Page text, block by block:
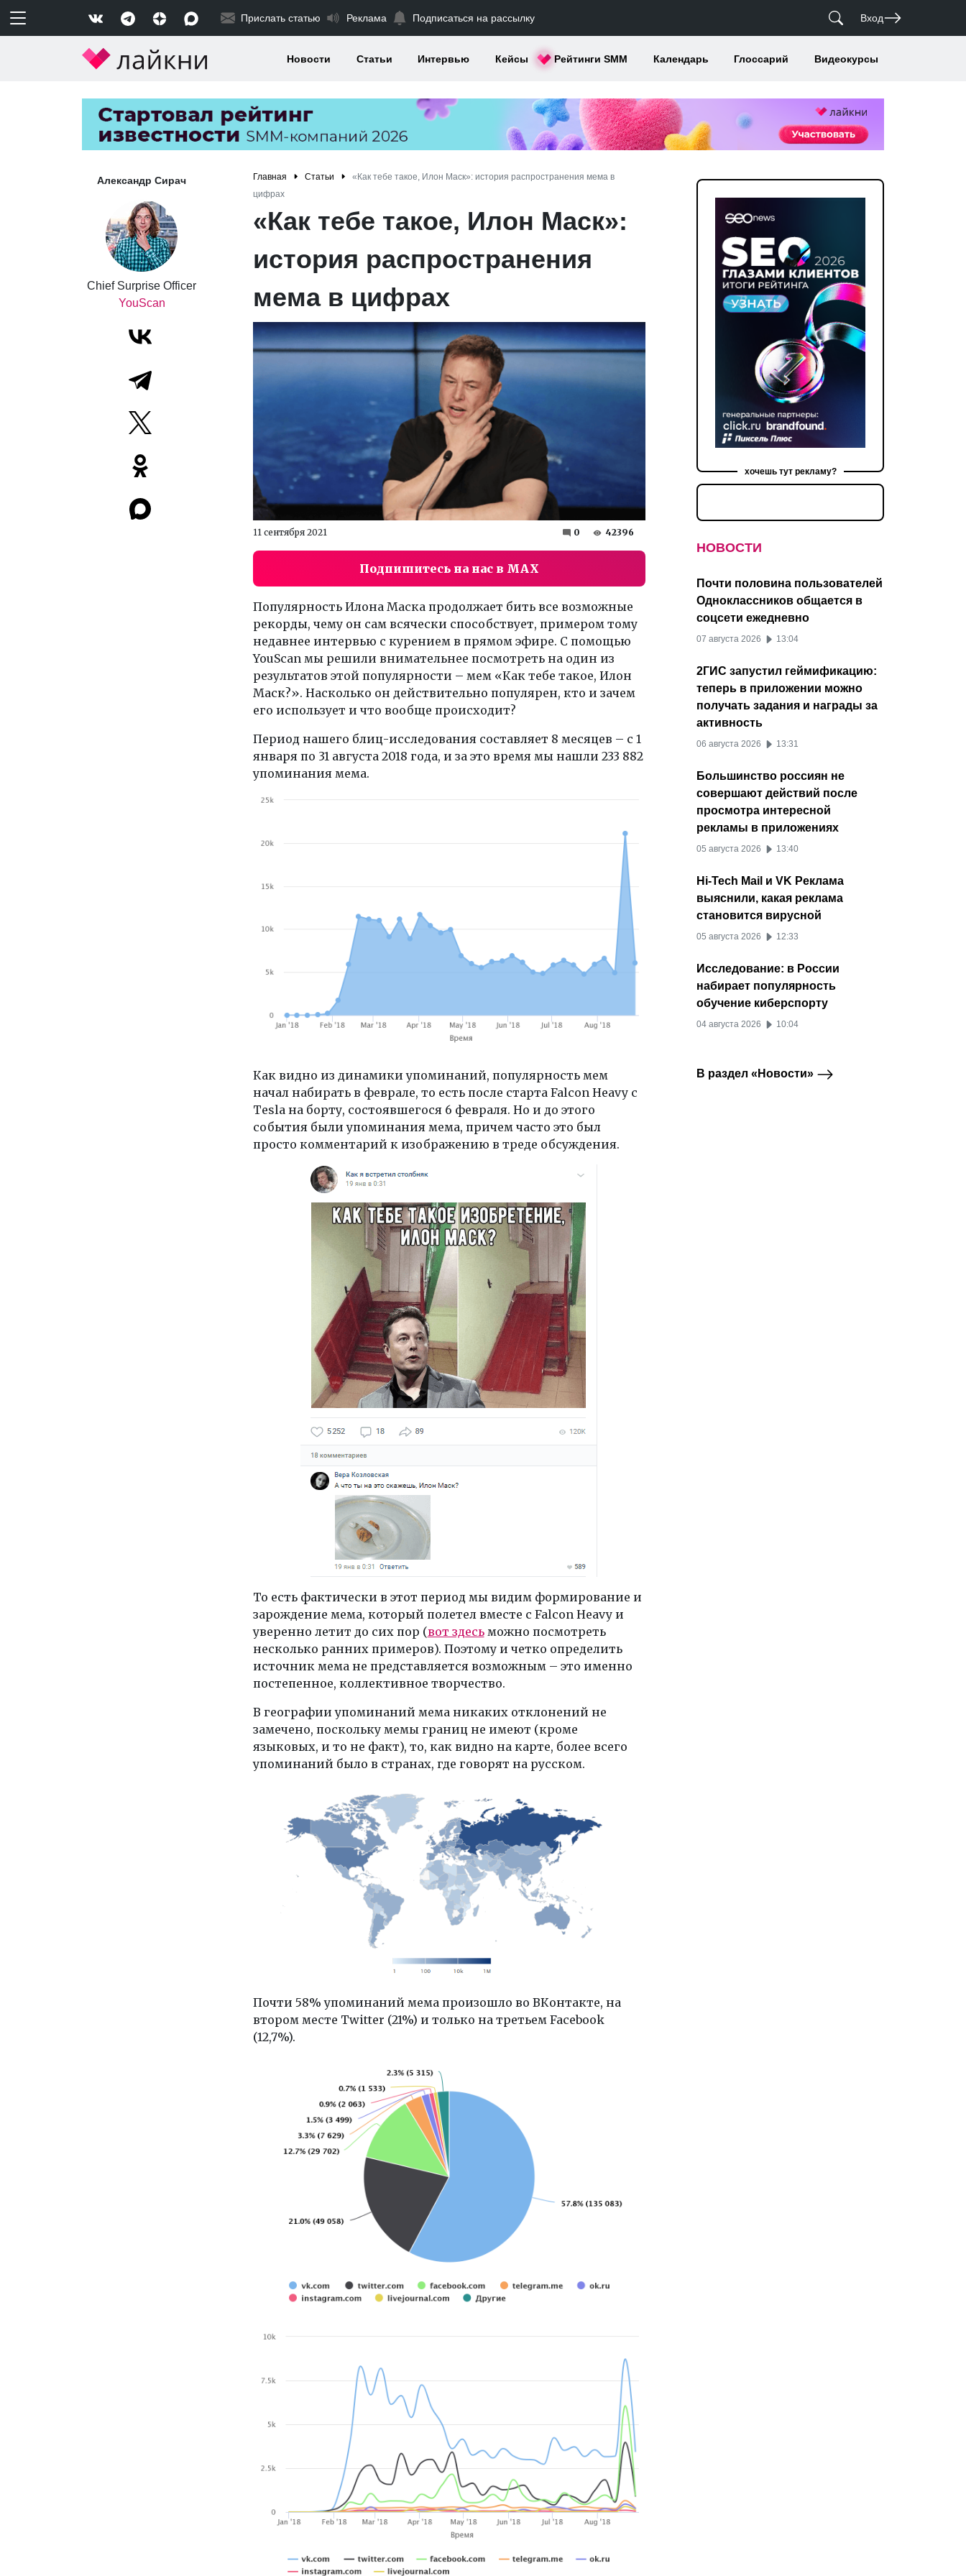
Прислать статью Реклама Подписаться на рассылку Вход
Новости Статьи Интервью Кейсы Рейтинги SMM Календарь Глоссарий Видеокурсы
Александр Сирач
Chief Surprise Officer
YouScan
Главная Статьи
«Как тебе такое, Илон Маск»: история распространения мема в
цифрах
«Как тебе такое, Илон Маск»:
история распространения
мема в цифрах
11 сентября 2021 0 42396
Подпишитесь на нас в MAX
Популярность Илона Маска продолжает бить все возможные
рекорды, чему он сам всячески способствует, примером тому
недавнее интервью с курением в прямом эфире. C помощью
YouScan мы решили внимательнее посмотреть на один из
результатов этой популярности – мем «Как тебе такое, Илон
Маск?». Насколько он действительно популярен, кто и зачем
его использует и что вообще происходит?
Период нашего блиц-исследованиясоставляет 8 месяцев – с 1
января по 31 августа 2018 года, и за это время мы нашли 233 882
упоминания мема.
Как видно из динамики упоминаний, популярность мем
начал набирать в феврале, то есть после старта Falcon Heavy с
Tesla на борту, состоявшегося 6 февраля. Но и до этого
события были упоминания мема, причем часто это был
просто комментарий к изображению в треде обсуждения.
То есть фактически в этот период мы видим формирование и
зарождение мема, который полетел вместе с Falcon Heavy и
уверенно летит до сих пор (вот здесьможно посмотреть
несколько ранних примеров). Поэтому и четко определить
источник мема не представляется возможным – это именно
постепенное, коллективное творчество.
В географии упоминаний мема никаких отклонений не
замечено, поскольку мемы границ не имеют (кроме
языковых, и то не факт), то, как видно на карте, более всего
упоминаний было в странах, где говорят на русском.
Почти 58% упоминаний мема произошло во ВКонтакте, на
втором месте Twitter (21%) и только на третьем Facebook
(12,7%).
хочешь тут рекламу?
НОВОСТИ
Почти половина пользователей
Одноклассников общается в
соцсети ежедневно
07 августа 2026 13:04
2ГИС запустил геймификацию:
теперь в приложении можно
получать задания и награды за
активность
06 августа 2026 13:31
Большинство россиян не
совершают действий после
просмотра интересной
рекламы в приложениях
05 августа 2026 13:40
Hi-Tech Mail и VK Реклама
выяснили, какая реклама
становится вирусной
05 августа 2026 12:33
Исследование: в России
набирает популярность
обучение киберспорту
04 августа 2026 10:04
В раздел «Новости»